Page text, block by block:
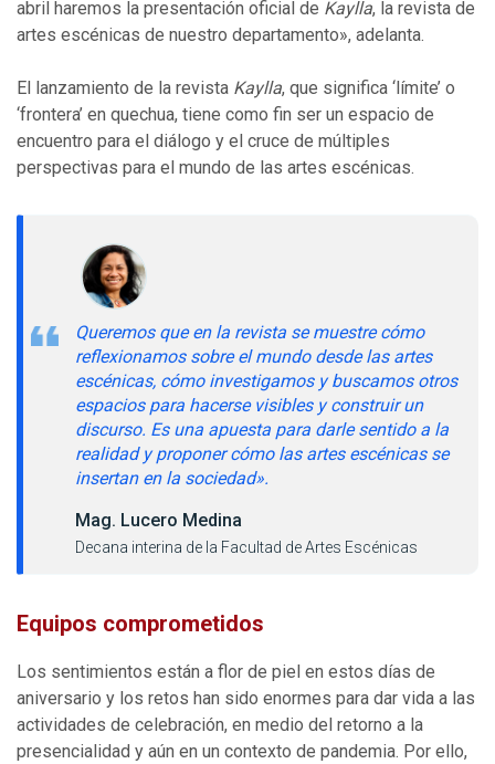
abril haremos la presentación oficial de Kaylla, la revista de
artes escénicas de nuestro departamento», adelanta.
El lanzamiento de la revista Kaylla, que significa ‘límite’ o
‘frontera’ en quechua, tiene como fin ser un espacio de
encuentro para el diálogo y el cruce de múltiples
perspectivas para el mundo de las artes escénicas.
Queremos que en la revista se muestre cómo
reflexionamos sobre el mundo desde las artes
escénicas, cómo investigamos y buscamos otros
espacios para hacerse visibles y construir un
discurso. Es una apuesta para darle sentido a la
realidad y proponer cómo las artes escénicas se
insertan en la sociedad».
Mag. Lucero Medina
Decana interina de la Facultad de Artes Escénicas
Equipos comprometidos
Los sentimientos están a flor de piel en estos días de
aniversario y los retos han sido enormes para dar vida a las
actividades de celebración, en medio del retorno a la
presencialidad y aún en un contexto de pandemia. Por ello,